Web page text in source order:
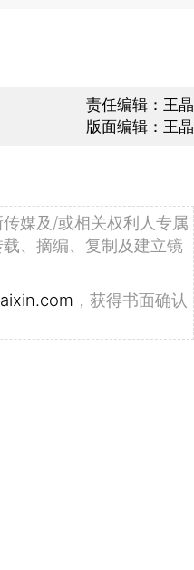
责任编辑：王晶
版面编辑：王晶
媒及/或相关权利人专属
、摘编、复制及建立镜
，获得书面确认